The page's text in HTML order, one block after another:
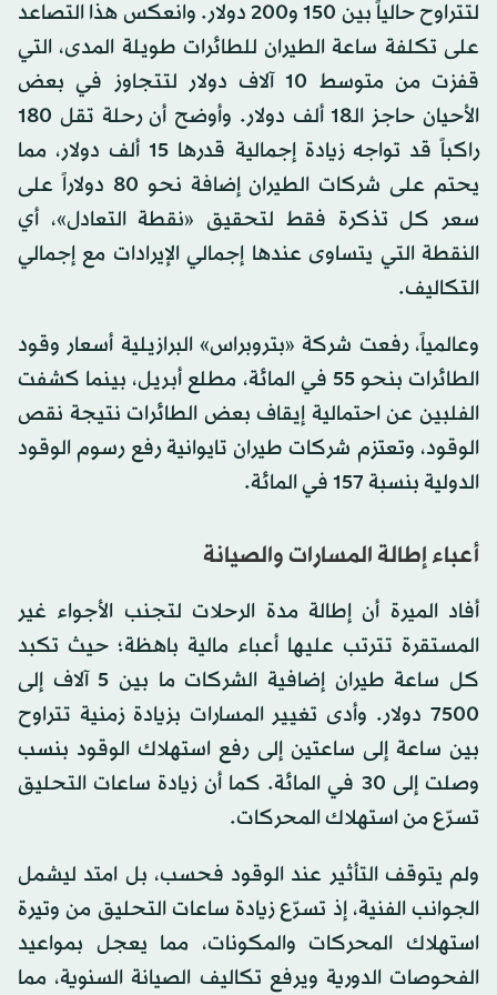
لتتراوح حالياً بين 150 و200 دولار. وانعكس هذا التصاعد
على تكلفة ساعة الطيران للطائرات طويلة المدى، التي
قفزت من متوسط 10 آلاف دولار لتتجاوز في بعض
الأحيان حاجز الـ18 ألف دولار. وأوضح أن رحلة تقل 180
راكباً قد تواجه زيادة إجمالية قدرها 15 ألف دولار، مما
يحتم على شركات الطيران إضافة نحو 80 دولاراً على
سعر كل تذكرة فقط لتحقيق «نقطة التعادل»، أي
النقطة التي يتساوى عندها إجمالي الإيرادات مع إجمالي
التكاليف.
وعالمياً، رفعت شركة «بتروبراس» البرازيلية أسعار وقود
الطائرات بنحو 55 في المائة، مطلع أبريل، بينما كشفت
الفلبين عن احتمالية إيقاف بعض الطائرات نتيجة نقص
الوقود، وتعتزم شركات طيران تايوانية رفع رسوم الوقود
الدولية بنسبة 157 في المائة.
أعباء إطالة المسارات والصيانة
أفاد الميرة أن إطالة مدة الرحلات لتجنب الأجواء غير
المستقرة تترتب عليها أعباء مالية باهظة؛ حيث تكبد
كل ساعة طيران إضافية الشركات ما بين 5 آلاف إلى
7500 دولار. وأدى تغيير المسارات بزيادة زمنية تتراوح
بين ساعة إلى ساعتين إلى رفع استهلاك الوقود بنسب
وصلت إلى 30 في المائة. كما أن زيادة ساعات التحليق
تسرّع من استهلاك المحركات.
ولم يتوقف التأثير عند الوقود فحسب، بل امتد ليشمل
الجوانب الفنية، إذ تسرّع زيادة ساعات التحليق من وتيرة
استهلاك المحركات والمكونات، مما يعجل بمواعيد
الفحوصات الدورية ويرفع تكاليف الصيانة السنوية، مما